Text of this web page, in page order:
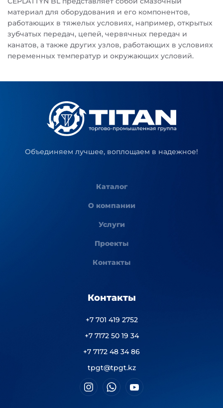
материал для оборудования и его компонентов,
работающих в тяжелых условиях, например, открытых
зубчатых передач, цепей, червячных передач и
канатов, а также других узлов, работающих в условиях
переменных температур и окружающих условий.
Объединяем лучшее, воплощаем в надежное!
Каталог
О компании
Услуги
Проекты
Контакты
Контакты
+7 701 419 2752
+7 7172 50 19 34
+7 7172 48 34 86
tpgt@tpgt.kz